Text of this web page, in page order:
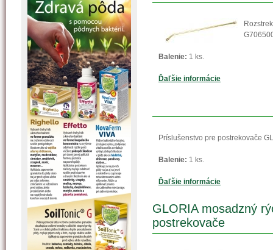
Balenie: 1 ks.
Ďaľšie informácie
Príslušenstvo pre postrekovače
Balenie: 1 ks.
Ďaľšie informácie
GLORIA mosadzný
postrekovače